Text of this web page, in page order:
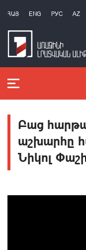
ՀԱՅ ENG РУС AZ
Բաց
աշխարհը
Նիկոլ